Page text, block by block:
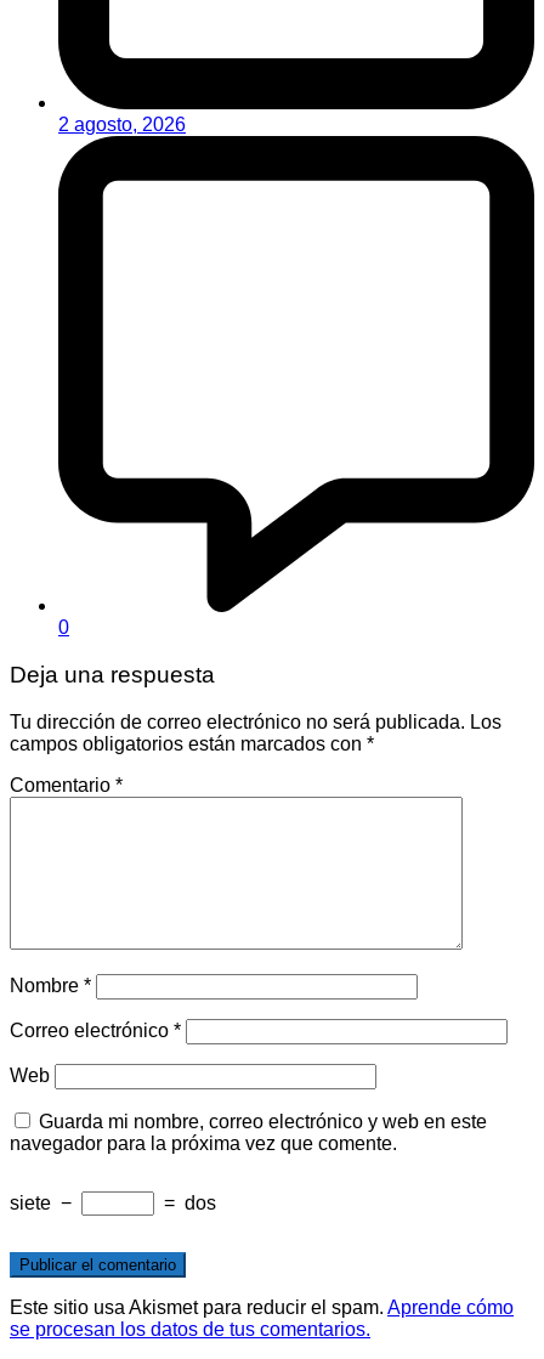
2 agosto, 2026
0
Deja una respuesta
Tu dirección de correo electrónico no será publicada. Los
campos obligatorios están marcados con *
Comentario *
Nombre *
Correo electrónico *
Web
Guarda mi nombre, correo electrónico y web en este
navegador para la próxima vez que comente.
siete − = dos
Este sitio usa Akismet para reducir el spam. Aprende cómo
se procesan los datos de tus comentarios.